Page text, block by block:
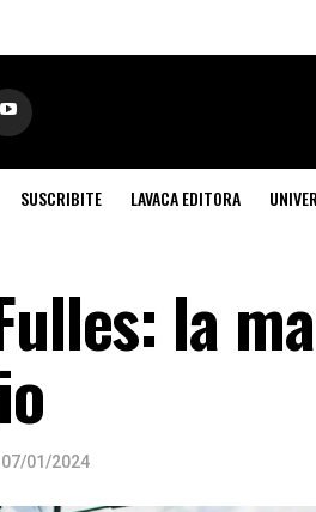
SUSCRIBITE LAVACA EDITORA
la
07/01/2024